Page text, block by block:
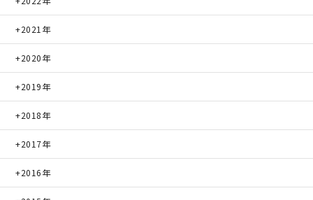
2021年
2020年
2019年
2018年
2017年
2016年